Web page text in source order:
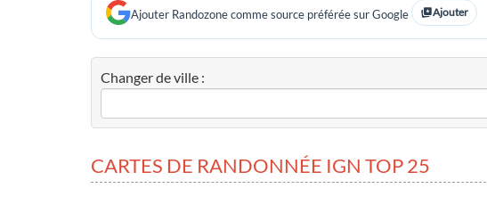
Ajouter Randozone comme source préférée sur Google Ajouter
Changer de ville :
CARTES DE RANDONNÉE IGN TOP 25